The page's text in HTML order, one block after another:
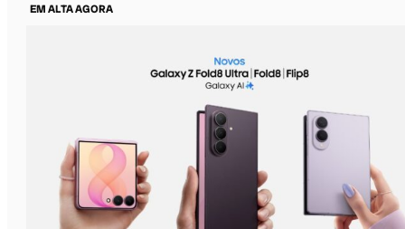
EM ALTA AGORA